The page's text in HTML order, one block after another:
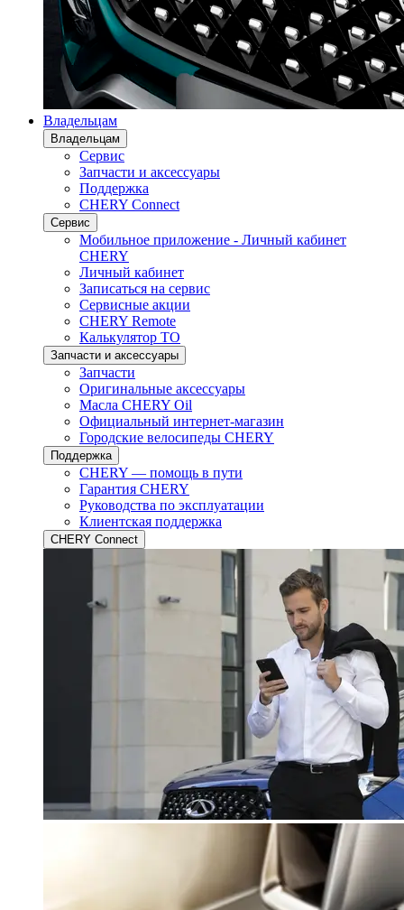
Владельцам
Владельцам
Сервис
Запчасти и аксессуары
Поддержка
CHERY Connect
Сервис
Мобильное приложение - Личный кабинет
CHERY
Личный кабинет
Записаться на сервис
Сервисные акции
CHERY Remote
Калькулятор ТО
Запчасти и аксессуары
Запчасти
Оригинальные аксессуары
Масла CHERY Oil
Официальный интернет-магазин
Городские велосипеды CHERY
Поддержка
CHERY — помощь в пути
Гарантия CHERY
Руководства по эксплуатации
Клиентская поддержка
CHERY Connect